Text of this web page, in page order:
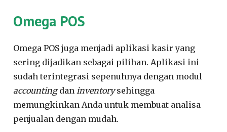
Omega POS
Omega POS juga menjadi aplikasi kasir yang
sering dijadikan sebagai pilihan. Aplikasi ini
sudah terintegrasi sepenuhnya dengan modul
accountingdan inventorysehingga
memungkinkan Anda untuk membuat analisa
penjualan dengan mudah.